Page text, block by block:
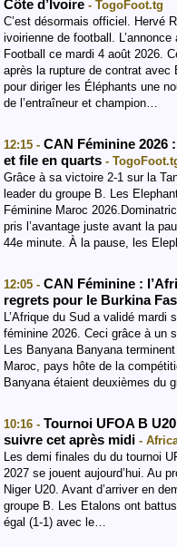
Côte d’Ivoire - TogoFoot.tg
C’est désormais officiel. Hervé
ivoirienne de football.
Football ce mardi 4 août 2026.
après la rupture de contrat
pour diriger les Éléphants une
de l’entraîneur et champion…
12:15 - CAN Féminine 2026
et file en quarts -
Grâce à sa victoire 2-1 sur la
leader du groupe B. Les
Féminine Maroc
pris l’avantage juste avant la
44e minute. À la pause, les
12:05 - CAN Féminine :
regrets pour le Burkina
L’Afrique du Sud a validé
féminine 2026. Ceci grâce à un
Les Banyana Banyana
Maroc, pays hôte de la
Banyana étaient deuxièmes du
10:16 - Tournoi UFOA B
suivre cet après midi -
Les demi finales du du tournoi
2027 se jouent aujourd’hui. Au
Niger U20. Avant d’arriver en
groupe B. Les Etalons ont
égal (1-1) avec le…